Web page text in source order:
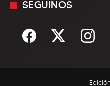
Sociedad
Mediakit
Términos y condiciones
SEGUINOS